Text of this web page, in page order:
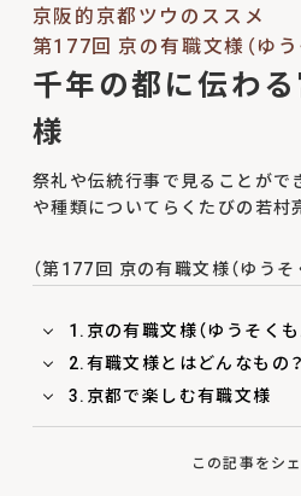
京阪的京都ツウのススメ
第177回 京の有職文様（ゆう
千年の都に伝わ
様
祭礼や伝統行事で見ることがで
や種類についてらくたびの若村
（第177回 京の有職文様（ゆうそ
1.京の有職文様（ゆうそく
2.有職文様とはどんなもの？
3.京都で楽しむ有職文様
この記事をシ